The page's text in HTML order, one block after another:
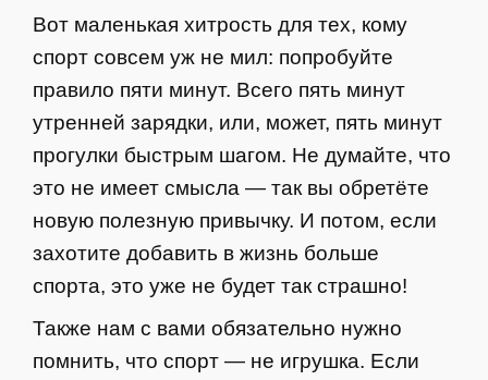
Вот маленькая хитрость для тех, кому
спорт совсем уж не мил: попробуйте
правило пяти минут. Всего пять минут
утренней зарядки, или, может, пять минут
прогулки быстрым шагом. Не думайте, что
это не имеет смысла — так вы обретёте
новую полезную привычку. И потом, если
захотите добавить в жизнь больше
спорта, это уже не будет так страшно!
Также нам с вами обязательно нужно
помнить, что спорт — не игрушка. Если